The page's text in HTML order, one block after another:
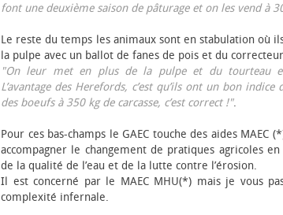
font une deuxième saison de pâturage et on les vend à
Le reste du temps les animaux sont en stabulation où
la pulpe avec un ballot de fanes de pois et du
"On leur met en plus de la pulpe et du tourteau en
L’avantage des Herefords, c’est qu’ils ont un bon
des bœufs à 350 kg de carcasse, c’est correct !".
Pour ces bas-champs le GAEC touche des aides MAEC
accompagner le changement de pratiques agricoles
de la qualité de l’eau et de la lutte contre l’érosion.
Il est concerné par le MAEC MHU(*) mais je vous
complexité infernale.